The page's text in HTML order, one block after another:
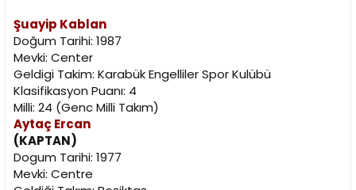
Şuayip Kablan
Doğum Tarihi: 1987
Mevki: Center
Geldigi Takim: Karabük Engelliler Spor Kulübü
Klasifikasyon Puanı: 4
Milli: 24 (Genc Milli Takım)
Aytaç Ercan
(KAPTAN)
Dogum Tarihi: 1977
Mevki: Centre